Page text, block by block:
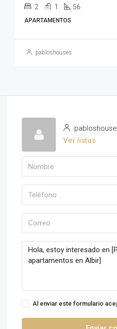
2 1 56
APARTAMENTOS
pabloshouses
Ver listas
Al enviar este formulario